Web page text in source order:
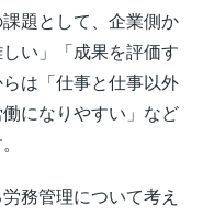
題として、企業側か
い」「成果を評価す
は「仕事と仕事以外
になりやすい」など
務管理について考え